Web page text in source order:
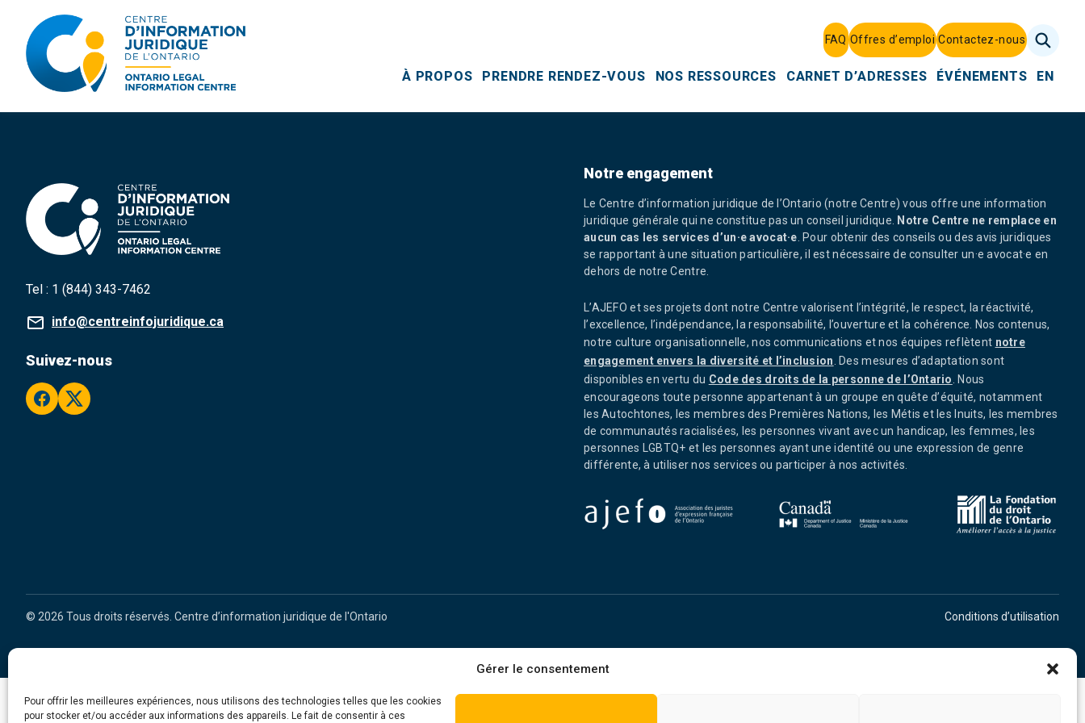
Gérer le consentement
Pour offrir les meilleures expériences, nous utilisons des technologies telles que les cookies
pour stocker et/ou accéder aux informations des appareils. Le fait de consentir à ces
contenuRechercher FAQ Offres d’emploi Contactez-nous
À PROPOS PRENDRE RENDEZ-VOUS NOS RESSOURCES CARNET D’ADRESSES ÉVÉNEMENTS EN
Tel : 1 (844) 343-7462
info@centreinfojuridique.ca
Suivez-nous
facebook
twitter
Notre engagement
Le Centre d’information juridique de l’Ontario (notre Centre) vous offre une information
juridique générale qui ne constitue pas un conseil juridique.
Notre Centre ne remplace en
aucun cas les services d’un·e avocat·e . Pour obtenir des conseils ou des avis juridiques
se rapportant à une situation particulière, il est nécessaire de consulter un·e avocat·e en
dehors de notre Centre.
L’AJEFO et ses projets dont notre Centre valorisent l’intégrité, le respect, la réactivité,
l’excellence, l’indépendance, la responsabilité, l’ouverture et la cohérence. Nos contenus,
notre culture organisationnelle, nos communications et nos équipes reflètent notre
engagement envers la diversité et l’inclusion
. Des mesures d’adaptation sont
disponibles en vertu du Code des droits de la personne de l’Ontario
. Nous
encourageons toute personne appartenant à un groupe en quête d’équité, notamment
les Autochtones, les membres des Premières Nations, les Métis et les Inuits, les membres
de communautés racialisées, les personnes vivant avec un handicap, les femmes, les
personnes LGBTQ+ et les personnes ayant une identité ou une expression de genre
différente, à utiliser nos services ou participer à nos activités.
© 2026 Tous droits réservés. Centre d’information juridique de l'Ontario Conditions d’utilisation